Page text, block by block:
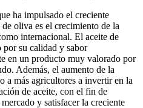
ha impulsado el creciente
oliva es el crecimiento de la
internacional. El aceite de
su calidad y sabor
en un producto muy valorado por
Además, el aumento de la
a más agricultores a invertir en la
de aceite, con el fin de
y satisfacer la creciente